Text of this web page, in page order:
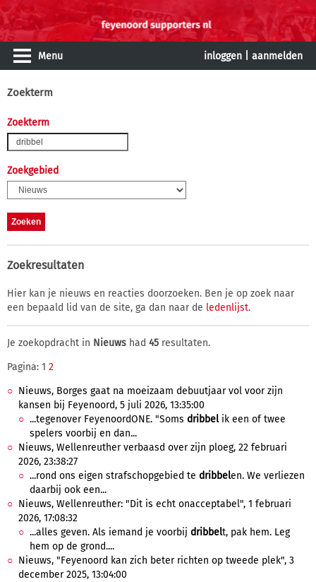
Menu inloggen aanmelden
Zoekterm
Zoekterm
Zoekgebied
Zoekresultaten
Hier kan je nieuws en reacties doorzoeken. Ben je op zoek naar
een bepaald lid van de site, ga dan naar de ledenlijst.
Je zoekopdracht in Nieuws had 45 resultaten.
Pagina: 1 2
Nieuws, Borges gaat na moeizaam debuutjaar vol voor zijn
kansen bij Feyenoord, 5 juli 2026, 13:35:00
...tegenover FeyenoordONE. "Soms dribbelik een of twee
spelers voorbij en dan...
Nieuws, Wellenreuther verbaasd over zijn ploeg, 22 februari
2026, 23:38:27
...rond ons eigen strafschopgebied te dribbelen. We verliezen
daarbij ook een...
Nieuws, Wellenreuther: "Dit is echt onacceptabel", 1 februari
2026, 17:08:32
...alles geven. Als iemand je voorbij dribbelt, pak hem. Leg
hem op de grond....
Nieuws, "Feyenoord kan zich beter richten op tweede plek", 3
december 2025, 13:04:00